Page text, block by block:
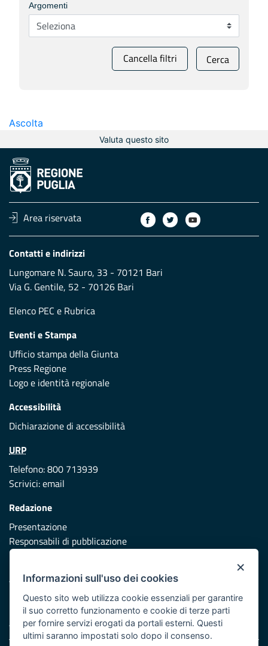
Argomenti
Cancella filtri Cerca
Ascolta
Valuta questo sito
Area riservata
Contatti e indirizzi
Lungomare N. Sauro, 33 - 70121 Bari
Via G. Gentile, 52 - 70126 Bari
Elenco PEC e Rubrica
Eventi e Stampa
Ufficio stampa della Giunta
Press Regione
Logo e identità regionale
Accessibilità
Dichiarazione di accessibilità
URP
Telefono: 800 713939
Scrivici:email
Redazione
Presentazione
Responsabili di pubblicazione
Vai al sito di Protezione Civile Puglia
Iniziativa finanziata con risorse del POR Puglia 2014/2020 -
Asse XI
×
Informazioni sull'uso dei cookies
Questo sito web utilizza cookie essenziali per garantire
il suo corretto funzionamento e cookie di terze parti
per fornire servizi erogati da portali esterni. Questi
ultimi saranno impostati solo dopo il consenso.